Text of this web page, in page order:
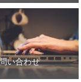
い合わせ